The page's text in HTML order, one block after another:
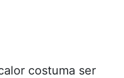
costuma ser